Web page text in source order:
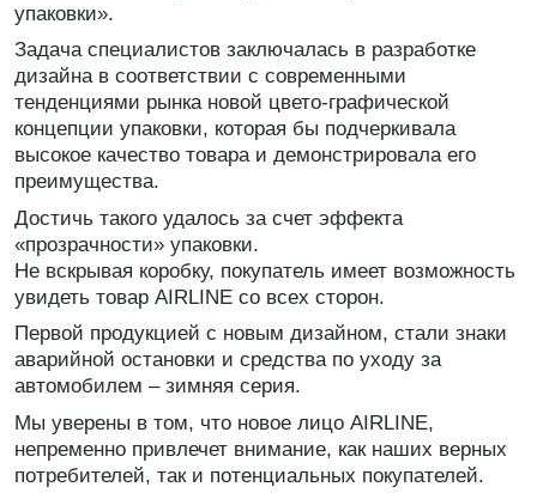
упаковки».
Задача специалистов заключалась в разработке
дизайна в соответствии с современными
тенденциями рынка новой цвето-графической
концепции упаковки, которая бы подчеркивала
высокое качество товара и демонстрировала его
преимущества.
Достичь такого удалось за счет эффекта
«прозрачности» упаковки.
Не вскрывая коробку, покупатель имеет возможность
увидеть товар AIRLINE со всех сторон.
Первой продукцией с новым дизайном, стали знаки
аварийной остановки и средства по уходу за
автомобилем – зимняя серия.
Мы уверены в том, что новое лицо AIRLINE,
непременно привлечет внимание, как наших верных
потребителей, так и потенциальных покупателей.